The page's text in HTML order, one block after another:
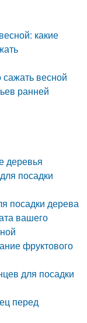
какие
весной
ранней
деревья
посадки
посадки дерева
вашего
фруктового
для посадки
перед